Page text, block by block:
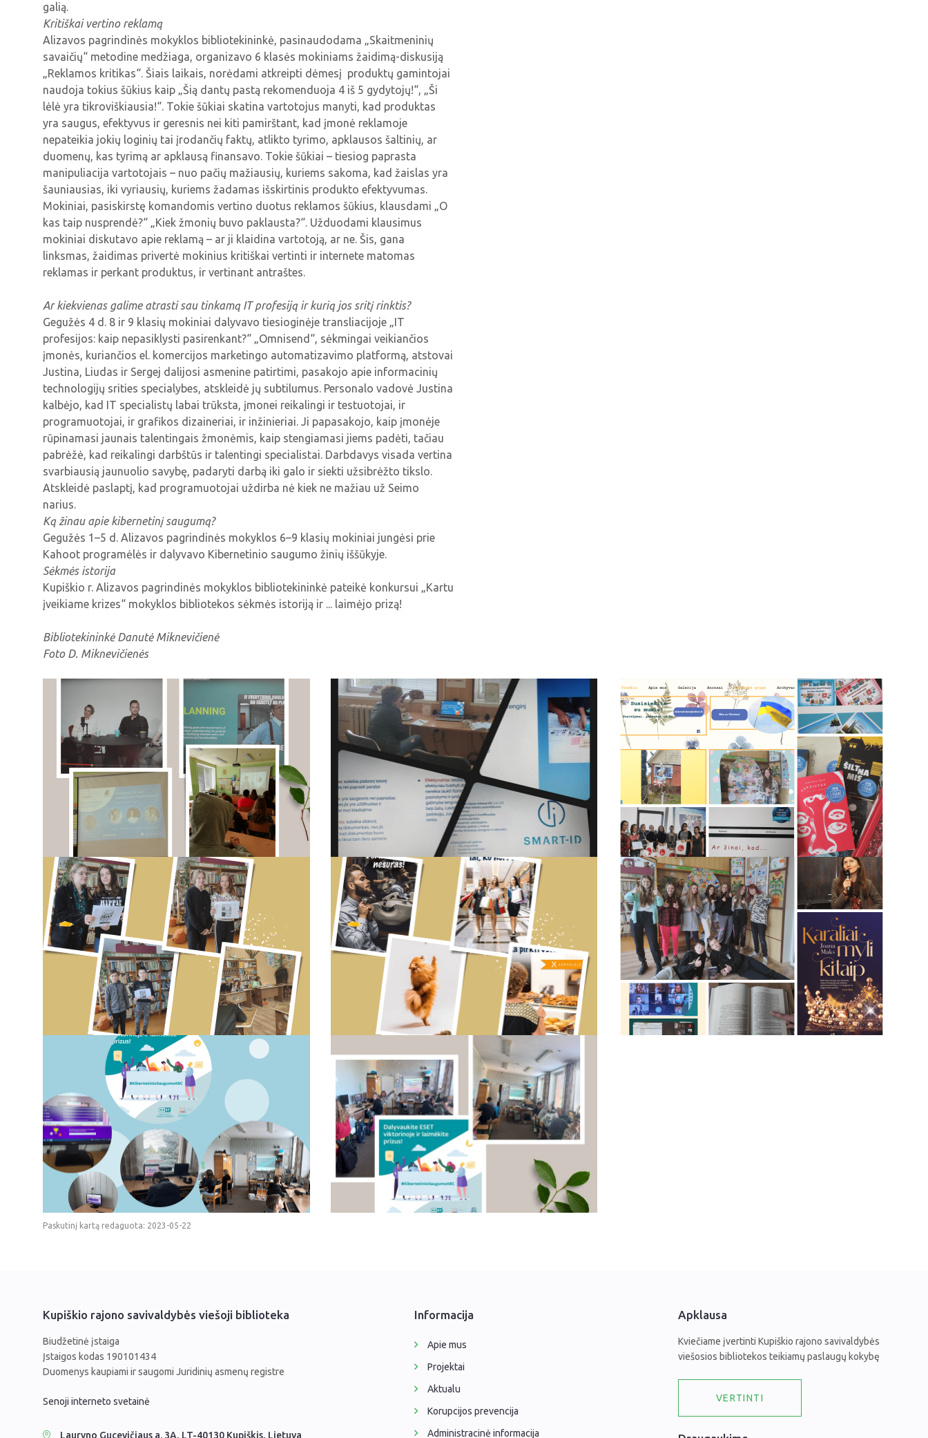
galią.
Kritiškai vertino reklamą
Alizavos pagrindinės mokyklos bibliotekininkė, pasinaudodama „Skaitmeninių
savaičių“ metodine medžiaga, organizavo 6 klasės mokiniams žaidimą-diskusiją
„Reklamos kritikas“. Šiais laikais, norėdami atkreipti dėmesį produktų gamintojai
naudoja tokius šūkius kaip „Šią dantų pastą rekomenduoja 4 iš 5 gydytojų!“, „Ši
lėlė yra tikroviškiausia!“. Tokie šūkiai skatina vartotojus manyti, kad produktas
yra saugus, efektyvus ir geresnis nei kiti pamirštant, kad įmonė reklamoje
nepateikia jokių loginių tai įrodančių faktų, atlikto tyrimo, apklausos šaltinių, ar
duomenų, kas tyrimą ar apklausą finansavo. Tokie šūkiai – tiesiog paprasta
manipuliacija vartotojais – nuo pačių mažiausių, kuriems sakoma, kad žaislas yra
šauniausias, iki vyriausių, kuriems žadamas išskirtinis produkto efektyvumas.
Mokiniai, pasiskirstę komandomis vertino duotus reklamos šūkius, klausdami „O
kas taip nusprendė?“ „Kiek žmonių buvo paklausta?“. Užduodami klausimus
mokiniai diskutavo apie reklamą – ar ji klaidina vartotoją, ar ne. Šis, gana
linksmas, žaidimas privertė mokinius kritiškai vertinti ir internete matomas
reklamas ir perkant produktus, ir vertinant antraštes.
Ar kiekvienas galime atrasti sau tinkamą IT profesiją ir kurią jos sritį rinktis?
Gegužės 4 d. 8 ir 9 klasių mokiniai dalyvavo tiesioginėje transliacijoje „IT
profesijos: kaip nepasiklysti pasirenkant?“ „Omnisend“, sėkmingai veikiančios
įmonės, kuriančios el. komercijos marketingo automatizavimo platformą, atstovai
Justina, Liudas ir Sergej dalijosi asmenine patirtimi, pasakojo apie informacinių
technologijų srities specialybes, atskleidė jų subtilumus. Personalo vadovė Justina
kalbėjo, kad IT specialistų labai trūksta, įmonei reikalingi ir testuotojai, ir
programuotojai, ir grafikos dizaineriai, ir inžinieriai. Ji papasakojo, kaip įmonėje
rūpinamasi jaunais talentingais žmonėmis, kaip stengiamasi jiems padėti, tačiau
pabrėžė, kad reikalingi darbštūs ir talentingi specialistai. Darbdavys visada vertina
svarbiausią jaunuolio savybę, padaryti darbą iki galo ir siekti užsibrėžto tikslo.
Atskleidė paslaptį, kad programuotojai uždirba nė kiek ne mažiau už Seimo
narius.
Ką žinau apie kibernetinį saugumą?
Gegužės 1–5 d. Alizavos pagrindinės mokyklos 6–9 klasių mokiniai jungėsi prie
Kahoot programėlės ir dalyvavo Kibernetinio saugumo žinių iššūkyje.
Sėkmės istorija
Kupiškio r. Alizavos pagrindinės mokyklos bibliotekininkė pateikė konkursui „Kartu
įveikiame krizes“ mokyklos bibliotekos sėkmės istoriją ir ... laimėjo prizą!
BibliotekininkėDanutė Miknevičienė
Foto D. Miknevičienės
Paskutinį kartą redaguota: 2023-05-22
Kupiškio rajono savivaldybės viešoji biblioteka
Biudžetinė įstaiga
Įstaigos kodas 190101434
Duomenys kaupiami ir saugomi Juridinių asmenų registre
Senoji interneto svetainė
Lauryno Gucevičiaus a. 3A, LT-40130 Kupiškis, Lietuva
Informacija
Apie mus
Projektai
Aktualu
Korupcijos prevencija
Administracinė informacija
Apklausa
Kviečiame įvertinti Kupiškio rajono savivaldybės
viešosios bibliotekos teikiamų paslaugų kokybę
VERTINTI